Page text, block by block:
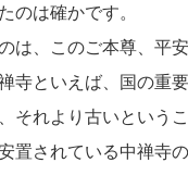
のは確かです。
は、このご本尊、平
寺といえば、国の重
それより古いという
置されている中禅寺